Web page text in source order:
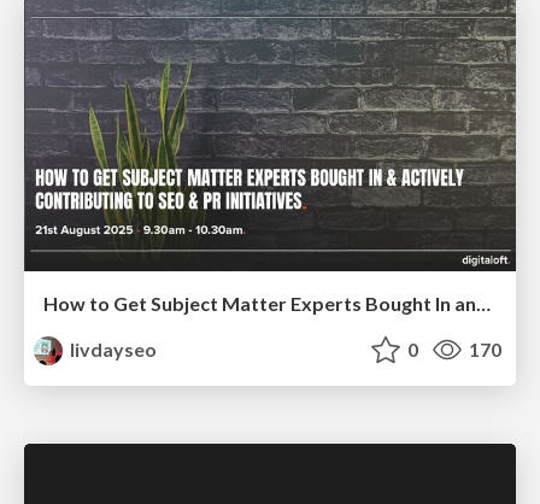
How to Get Subject Matter Experts Bought In and Actively Contributing to SEO & PR Initiatives.
livdayseo
0 170